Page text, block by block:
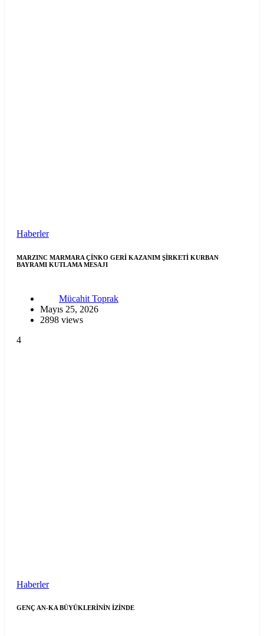
Haberler
MARZINC MARMARA ÇİNKO GERİ KAZANIM ŞİRKETİ KURBAN
BAYRAMI KUTLAMA MESAJI
Mücahit Toprak
Mayıs 25, 2026
2898 views
4
Haberler
GENÇ AN-KA BÜYÜKLERİNİN İZİNDE